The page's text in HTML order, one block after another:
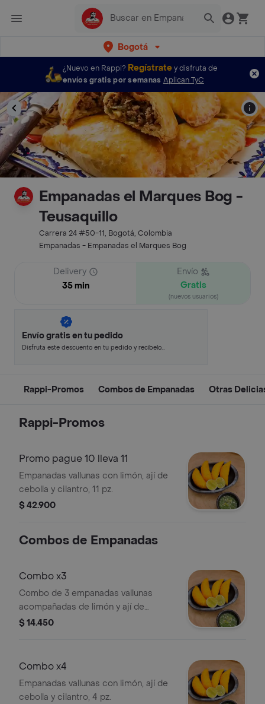
Bogotá
¿Nuevo en Rappi? Regístratey disfruta de
envíos gratis por semanas Aplican TyC
Empanadas el Marques Bog -
Teusaquillo
Carrera 24 #50-11, Bogotá, Colombia
Empanadas - Empanadas el Marques Bog
Delivery
35 min
Envío
Gratis
(nuevos usuarios)
Envío gratis en tu pedido
Disfruta este descuento en tu pedido y recíbelo
Rappi-Promos Combos de Empanadas Otras
Rappi-Promos
Promo pague 10 lleva 11
Empanadas vallunas con limón, ají de
cebolla y cilantro, 11 pz.
$ 42.900
Combos de Empanadas
Combo x3
Combo de 3 empanadas vallunas
acompañadas de limón y ají de
cebolla y cilantro.
$ 14.450
Combo x4
Empanadas vallunas con limón, ají de
cebolla y cilantro, 4 pz.